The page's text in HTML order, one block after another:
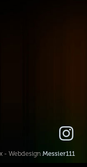
- WebdesignMessier111